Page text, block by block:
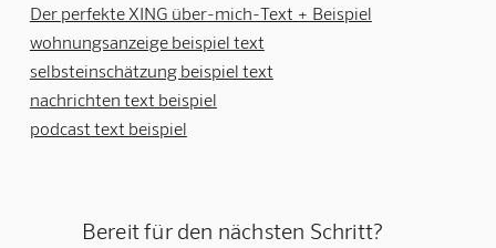
Der perfekte XING über-mich-Text + Beispiel
wohnungsanzeige beispiel text
selbsteinschätzung beispiel text
nachrichten text beispiel
podcast text beispiel
Bereit für den nächsten Schritt?